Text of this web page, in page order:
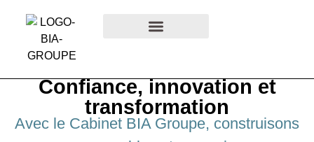
Confiance, innovation et
transformation
Avec le Cabinet BIA Groupe, construisons